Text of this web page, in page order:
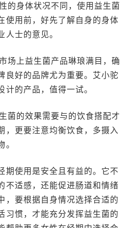
的身体状况不同，使用益生菌
使用前，好先了解自身的身体
士的意见。
场上益生菌产品琳琅满目，确
良好的品牌尤为重要。艾小驼
的产品，值得一试。
菌的效果需要与的饮食搭配才
，更要注意均衡饮食，多摄入
期使用是安全且有益的。它不
不适感，还能促进肠道和情绪
，要根据自身情况选择合适的
习惯，才能充分发挥益生菌的